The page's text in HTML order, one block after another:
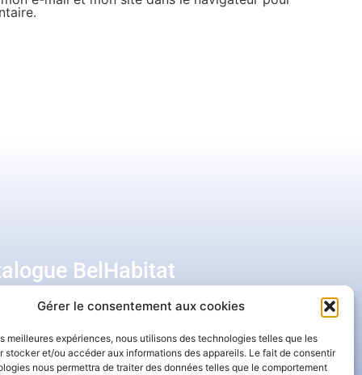
Gérer le consentement aux cookies
meilleures expériences, nous utilisons des technologies telles que les
stocker et/ou accéder aux informations des appareils. Le fait de consentir
nous permettra de traiter des données telles que le comportement
BelHabitat
ma boîte mail
Facebook